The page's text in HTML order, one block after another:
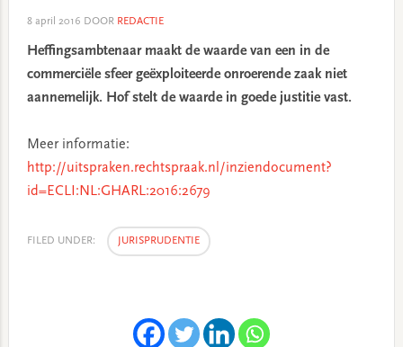
8 april 2016 DOOR REDACTIE
Heffingsambtenaar maakt de waarde van een in de
commerciële sfeer geëxploiteerde onroerende zaak niet
aannemelijk. Hof stelt de waarde in goede justitie vast.
Meer informatie:
http://uitspraken.rechtspraak.nl/inziendocument?
id=ECLI:NL:GHARL:2016:2679
FILED UNDER: JURISPRUDENTIE